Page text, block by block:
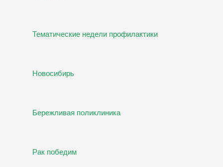
Тематические недели профилактики
Новосибирь
Бережливая поликлиника
Рак победим